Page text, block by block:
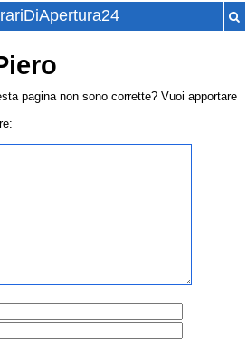
pagina non sono corrette? Vuoi apportare